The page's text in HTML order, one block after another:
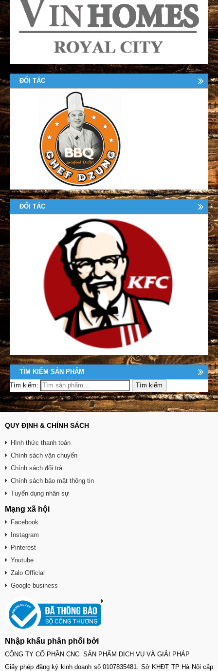
ĐỐI TÁC
ĐỐI TÁC
TÌM KIẾM SẢN PHẨM
Tìm kiếm:
QUY ĐỊNH & CHÍNH SÁCH
Hình thức thanh toán
Chính sách vận chuyển
Chính sách đổi trả
Chính sách bảo mật thông tin
Tuyển dụng nhân sự
Mạng xã hội
Facebook
Instagram
Pinterest
Youtube
Zalo Official
Google business
Nhập khẩu phân phối bởi
CÔNG TY CỔ PHẦN CNC SẢN PHẨM DỊCH VỤ VÀ GIẢI PHÁP
Giấy phép đăng ký kinh doanh số 0107835481. Sở KHĐT TP Hà Nội cấp